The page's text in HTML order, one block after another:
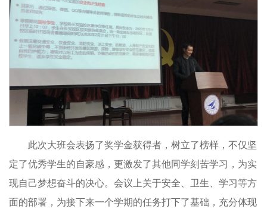
此次大班会表扬了奖学金获得者，树立了榜样，不仅坚
定了优秀学生的自豪感，更激发了其他同学刻苦学习，为实
现自己梦想奋斗的决心。会议上关于安全、卫生、学习等方
面的部署，为接下来一个学期的任务打下了基础，充分体现